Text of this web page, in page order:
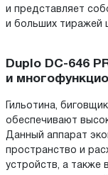
и представляет
и больших тиражей
Duplo DC-646
и
Гильотина,
обеспечивают
Данный аппарат
пространство и
устройств, а также